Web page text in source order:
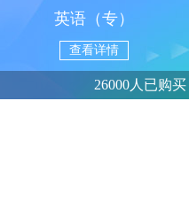
英语（专）
查看详情
26000人已购买